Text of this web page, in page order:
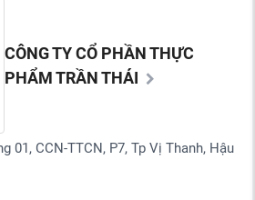
CÔNG TY CỔ PHẦN THỰC
PHẨM TRẦN THÁI
01, CCN-TTCN, P7, Tp Vị Thanh, Hậu